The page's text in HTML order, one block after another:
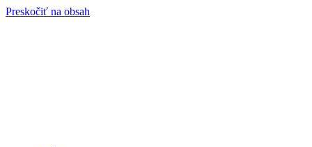
Preskočiť na obsah